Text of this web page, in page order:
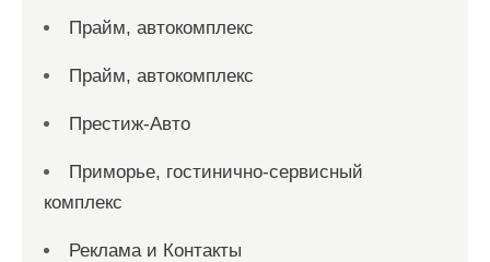
Прайм, автокомплекс
Прайм, автокомплекс
Престиж-Авто
Приморье, гостинично-сервисный
комплекс
Реклама и Контакты